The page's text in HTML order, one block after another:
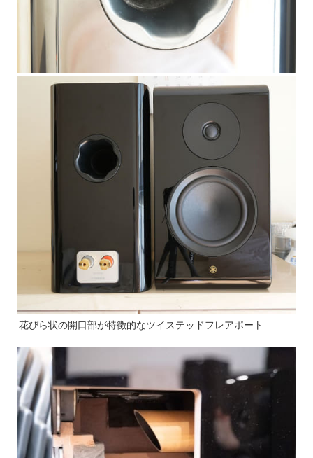
花びら状の開口部が特徴的なツイステッドフレアポート